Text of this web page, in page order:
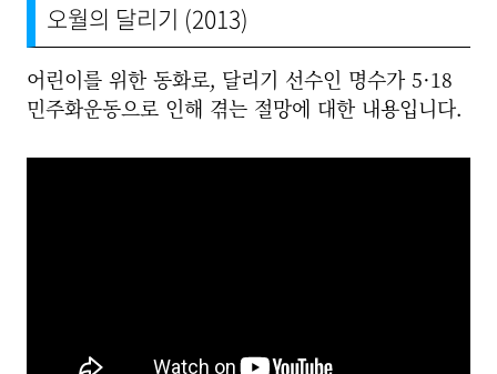
오월의 달리기 (2013)
어린이를 위한 동화로, 달리기 선수인 명수가 5·18
민주화운동으로 인해 겪는 절망에 대한 내용입니다.